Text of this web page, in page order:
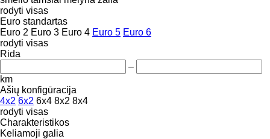
rodyti visas
Euro standartas
Euro 2 Euro 3 Euro 4 Euro 5 Euro 6
rodyti visas
Rida
–
km
Ašių konfigūracija
4x2 6x2 6x4 8x2 8x4
rodyti visas
Charakteristikos
Keliamoji galia